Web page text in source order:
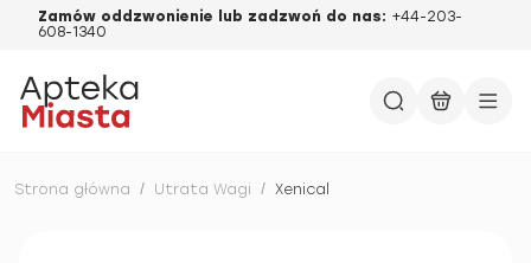
Zamów oddzwonienie lub zadzwoń do nas: +44-203-
608-1340
Strona główna / Utrata Wagi / Xenical